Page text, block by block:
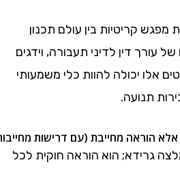
קריטיות בין עולם תכנון
דין לדיני תעבורה, וידגים
יכולה להוות כלי משמעותי
תנועה.
הוא הוראה חוקית לכל